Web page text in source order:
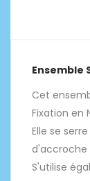
Ensemble
Cet
Fixation en
Elle se
d'accroche
S'utilise